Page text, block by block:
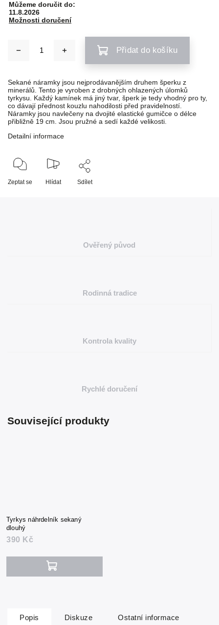
Můžeme doručit do:
11.8.2026
Možnosti doručení
Přidat do košíku
Sekané náramky jsou nejprodávanějším druhem šperku z
minerálů. Tento je vyroben z drobných ohlazených úlomků
tyrkysu. Každý kamínek má jiný tvar, šperk je tedy vhodný pro ty,
co dávají přednost kouzlu nahodilosti před pravidelností.
Náramky jsou navlečeny na dvojité elastické gumičce o délce
přibližně 19 cm. Jsou pružné a sedí každé velikosti.
Detailní informace
Zeptat se Hlídat Sdílet
Ověřený původ
Rodinná tradice
Kontrola kvality
Rychlé doručení
Související produkty
Tyrkys náhrdelník sekaný
dlouhý
390 Kč
Popis Diskuze Ostatní informace